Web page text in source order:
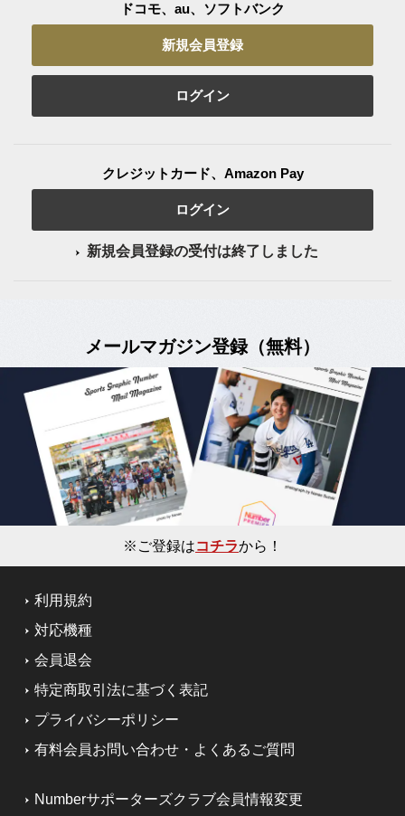
ドコモ、au、ソフトバンク
新規会員登録
ログイン
クレジットカード、Amazon Pay
ログイン
新規会員登録の受付は終了しました
メールマガジン登録（無料）
※ご登録はコチラから！
利用規約
対応機種
会員退会
特定商取引法に基づく表記
プライバシーポリシー
有料会員お問い合わせ・よくあるご質問
Numberサポーターズクラブ会員情報変更